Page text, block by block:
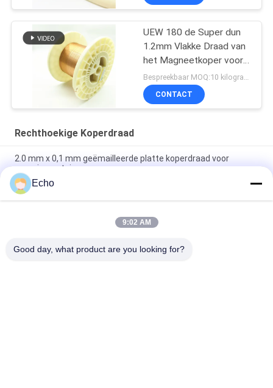
UEW 180 de Super dun
1.2mm Vlakke Draad van
het Magneetkoper voor
het Winden
CONTACT
Rechthoekige Koperdraad
2.0 mm x 0,1 mm geëmailleerde platte koperdraad voor
energievoertuigen
Super 1,8 mmx0,2 mm UL AIW Emaillebedekte koperen platte
draad voor motor
UEWH Superdunne 1,5 mmx0,1 mm rechthoekige
Echo
9:02 AM
Good day, what product are you looking for?